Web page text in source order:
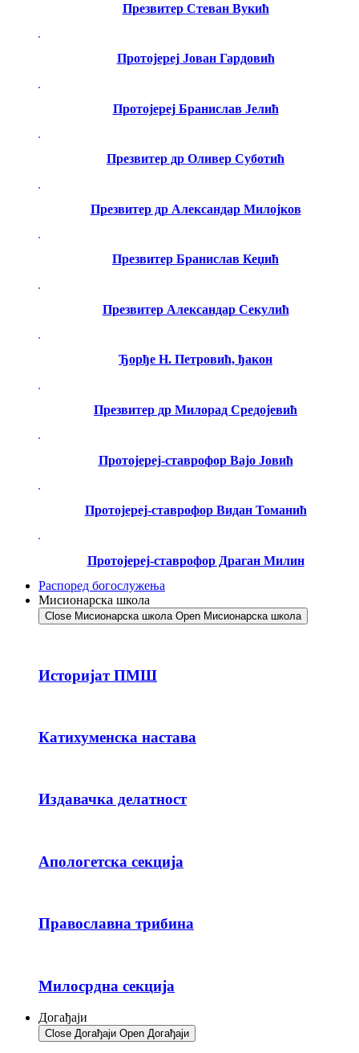
Презвитер Стеван Вукић
Протојереј Јован Гардовић
Протојереј Бранислав Јелић
Презвитер др Оливер Суботић
Презвитер др Александар Милојков
Презвитер Бранислав Кеџић
Презвитер Александар Секулић
Ђорђе Н. Петровић, ђакон
Презвитер др Милорад Средојевић
Протојереј-ставрофор Вајо Јовић
Протојереј-ставрофор Видан Томанић
Протојереј-ставрофор Драган Милин
Распоред богослужења
Мисионарска школа
Close Мисионарска школа Open Мисионарска школа
Историјат ПМШ
Катихуменска настава
Издавачка делатност
Апологетска секција
Православна трибина
Милосрдна секција
Догађаји
Close Догађаји Open Догађаји